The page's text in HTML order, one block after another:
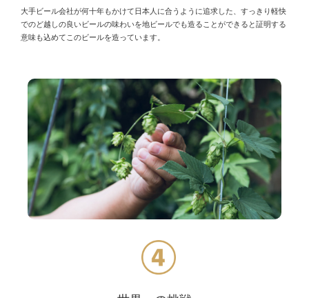
大手ビール会社が何十年もかけて日本人に合うように追求した、すっきり軽快
でのど越しの良いビールの味わいを地ビールでも造ることができると証明する
意味も込めてこのビールを造っています。